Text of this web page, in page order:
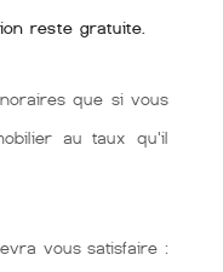
reste gratuite.
que si vous
au taux qu'il
vous satisfaire :